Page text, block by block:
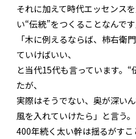
それに加えて時代エッセンス
い“伝統”をつくることなんです
「木に例えるならば、柿右衛
ていけばいい、
と当代15代も言っています。
たが、
実際はそうでない、奥が深い
風を入れていけたら」と言う。
400年続く太い幹は揺るがす